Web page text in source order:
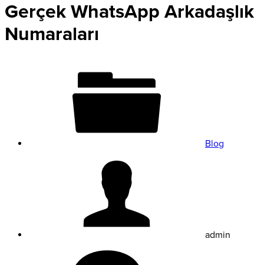
Gerçek WhatsApp Arkadaşlık
Numaraları
Blog
admin